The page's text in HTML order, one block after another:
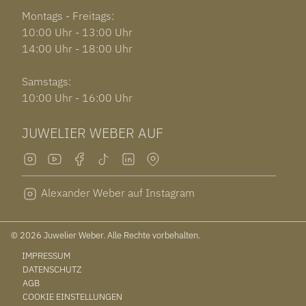
Montags - Freitags:
10:00 Uhr - 13:00 Uhr
14:00 Uhr - 18:00 Uhr
Samstags:
10:00 Uhr - 16:00 Uhr
JUWELIER WEBER AUF
Alexander Weber auf Instagram
© 2026 Juwelier Weber. Alle Rechte vorbehalten.
IMPRESSUM
DATENSCHUTZ
AGB
COOKIE EINSTELLUNGEN